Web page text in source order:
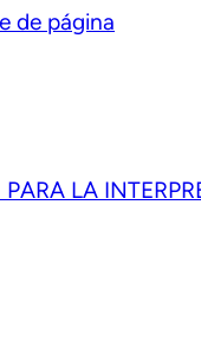
de página
LA